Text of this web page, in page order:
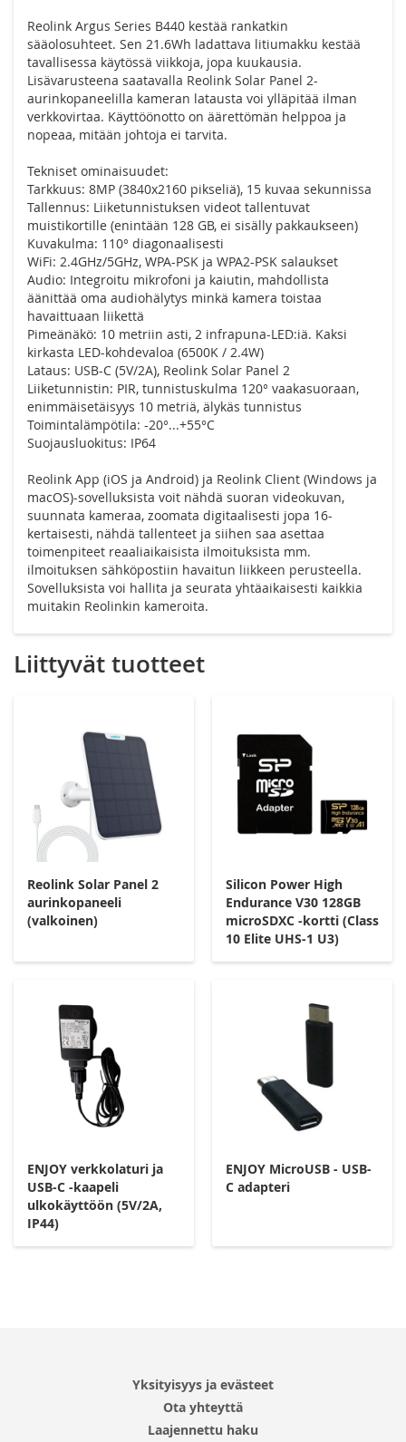
Reolink Argus Series B440 kestää rankatkin
sääolosuhteet. Sen 21.6Wh ladattava litiumakku kestää
tavallisessa käytössä viikkoja, jopa kuukausia.
Lisävarusteena saatavalla Reolink Solar Panel 2-
aurinkopaneelilla kameran latausta voi ylläpitää ilman
verkkovirtaa. Käyttöönotto on äärettömän helppoa ja
nopeaa, mitään johtoja ei tarvita.
Tekniset ominaisuudet:
Tarkkuus: 8MP (3840x2160 pikseliä), 15 kuvaa sekunnissa
Tallennus: Liiketunnistuksen videot tallentuvat
muistikortille (enintään 128 GB, ei sisälly pakkaukseen)
Kuvakulma: 110° diagonaalisesti
WiFi: 2.4GHz/5GHz, WPA-PSK ja WPA2-PSK salaukset
Audio: Integroitu mikrofoni ja kaiutin, mahdollista
äänittää oma audiohälytys minkä kamera toistaa
havaittuaan liikettä
Pimeänäkö: 10 metriin asti, 2 infrapuna-LED:iä. Kaksi
kirkasta LED-kohdevaloa (6500K / 2.4W)
Lataus: USB-C (5V/2A), Reolink Solar Panel 2
Liiketunnistin: PIR, tunnistuskulma 120° vaakasuoraan,
enimmäisetäisyys 10 metriä, älykäs tunnistus
Toimintalämpötila: -20°...+55°C
Suojausluokitus: IP64
Reolink App (iOS ja Android) ja Reolink Client (Windows ja
macOS)-sovelluksista voit nähdä suoran videokuvan,
suunnata kameraa, zoomata digitaalisesti jopa 16-
kertaisesti, nähdä tallenteet ja siihen saa asettaa
toimenpiteet reaaliaikaisista ilmoituksista mm.
ilmoituksen sähköpostiin havaitun liikkeen perusteella.
Sovelluksista voi hallita ja seurata yhtäaikaisesti kaikkia
muitakin Reolinkin kameroita.
Liittyvät tuotteet
Reolink Solar Panel 2
aurinkopaneeli
(valkoinen)
Silicon Power High
Endurance V30 128GB
microSDXC -kortti (Class
10 Elite UHS-1 U3)
ENJOY verkkolaturi ja
USB-C -kaapeli
ulkokäyttöön (5V/2A,
IP44)
ENJOY MicroUSB - USB-
C adapteri
Yksityisyys ja evästeet
Ota yhteyttä
Laajennettu haku